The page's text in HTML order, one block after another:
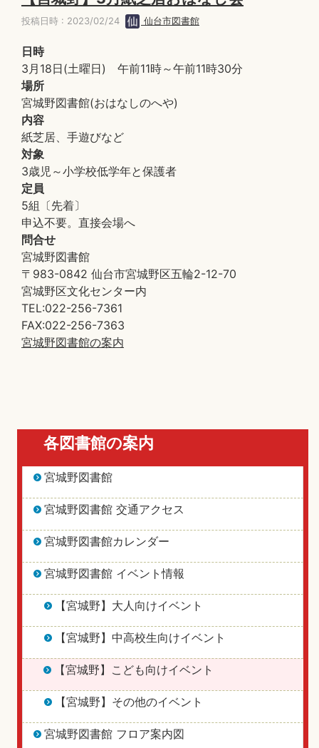
投稿日時 : 2023/02/24 仙台市図書館
日時
3月18日(土曜日) 午前11時～午前11時30分
場所
宮城野図書館(おはなしのへや)
内容
紙芝居、手遊びなど
対象
3歳児～小学校低学年と保護者
定員
5組〔先着〕
申込不要。直接会場へ
問合せ
宮城野図書館
〒983-0842 仙台市宮城野区五輪2-12-70
宮城野区文化センター内
TEL:022-256-7361
FAX:022-256-7363
宮城野図書館の案内
各図書館の案内
宮城野図書館
宮城野図書館 交通アクセス
宮城野図書館カレンダー
宮城野図書館 イベント情報
【宮城野】大人向けイベント
【宮城野】中高校生向けイベント
【宮城野】こども向けイベント
【宮城野】その他のイベント
宮城野図書館 フロア案内図